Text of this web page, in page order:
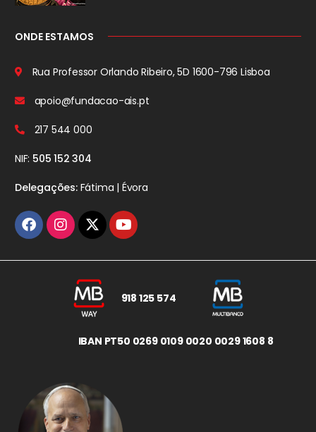
ONDE ESTAMOS
Rua Professor Orlando Ribeiro, 5D 1600-796 Lisboa
apoio@fundacao-ais.pt
217 544 000
NIF: 505 152 304
Delegações:Fátima | Évora
918 125 574
IBAN PT50 0269 0109 0020 0029 1608 8